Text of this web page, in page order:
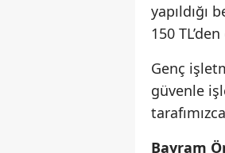
150
Genç
güvenle
Bayram